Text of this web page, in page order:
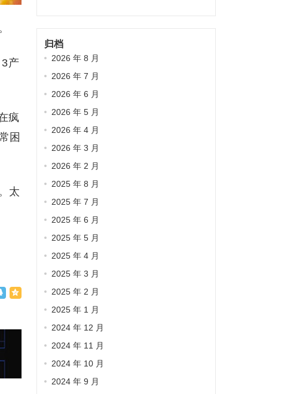
产
疯
困
太
归档
2026 年 8 月
2026 年 7 月
2026 年 6 月
2026 年 5 月
2026 年 4 月
2026 年 3 月
2026 年 2 月
2025 年 8 月
2025 年 7 月
2025 年 6 月
2025 年 5 月
2025 年 4 月
2025 年 3 月
2025 年 2 月
2025 年 1 月
2024 年 12 月
2024 年 11 月
2024 年 10 月
2024 年 9 月